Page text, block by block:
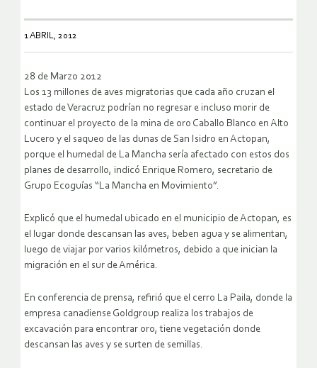
1 ABRIL, 2012
28 de Marzo 2012
Los 13 millones de aves migratorias que cada año cruzan el
estado de Veracruz podrían no regresar e incluso morir de
continuar el proyecto de la mina de oro Caballo Blanco en Alto
Lucero y el saqueo de las dunas de San Isidro en Actopan,
porque el humedal de La Mancha sería afectado con estos dos
planes de desarrollo, indicó Enrique Romero, secretario de
Grupo Ecoguías “La Mancha en Movimiento”.
Explicó que el humedal ubicado en el municipio de Actopan, es
el lugar donde descansan las aves, beben agua y se alimentan,
luego de viajar por varios kilómetros, debido a que inician la
migración en el sur de América.
En conferencia de prensa, refirió que el cerro La Paila, donde la
empresa canadiense Goldgroup realiza los trabajos de
excavación para encontrar oro, tiene vegetación donde
descansan las aves y se surten de semillas.